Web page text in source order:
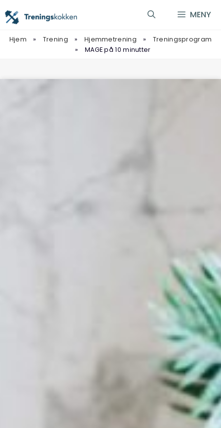
til
innhold
MENY
Hjem » Trening » Hjemmetrening »
Treningsprogram
»
MAGE på 10 minutter